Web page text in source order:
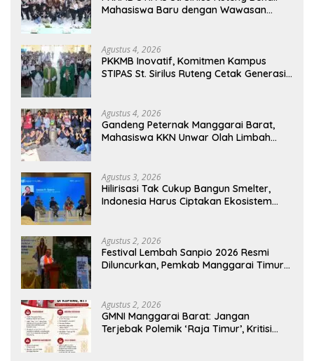
Mahasiswa Baru dengan Wawasan
Agustus 4, 2026
PKKMB Inovatif, Komitmen Kampus
STIPAS St. Sirilus Ruteng Cetak Generasi
Agustus 4, 2026
Gandeng Peternak Manggarai Barat,
Mahasiswa KKN Unwar Olah Limbah
Agustus 3, 2026
Hilirisasi Tak Cukup Bangun Smelter,
Indonesia Harus Ciptakan Ekosistem
Agustus 2, 2026
Festival Lembah Sanpio 2026 Resmi
Diluncurkan, Pemkab Manggarai Timur
Agustus 2, 2026
GMNI Manggarai Barat: Jangan
Terjebak Polemik ‘Raja Timur’, Kritisi